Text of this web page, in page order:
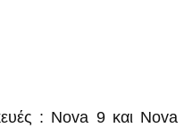
: Nova 9 και